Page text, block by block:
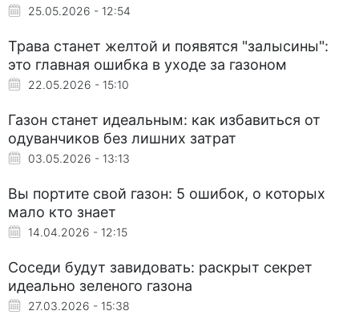
25.05.2026 - 12:54
Трава станет желтой и появятся "залысины":
это главная ошибка в уходе за газоном
22.05.2026 - 15:10
Газон станет идеальным: как избавиться от
одуванчиков без лишних затрат
03.05.2026 - 13:13
Вы портите свой газон: 5 ошибок, о которых
мало кто знает
14.04.2026 - 12:15
Соседи будут завидовать: раскрыт секрет
идеально зеленого газона
27.03.2026 - 15:38